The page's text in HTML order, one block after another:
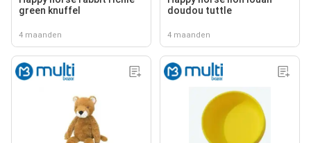
green knuffel
4 maanden
doudou tuttle
4 maanden